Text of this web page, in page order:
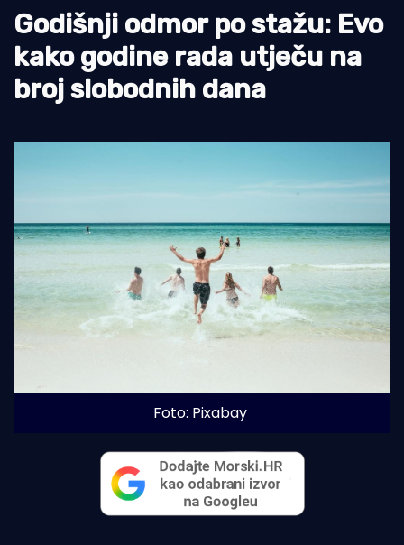
Pomorstvo
Ribolov
Ekologija
Godišnji odmor po stažu: Evo
kako godine rada utječu na
broj slobodnih dana
Foto: Pixabay